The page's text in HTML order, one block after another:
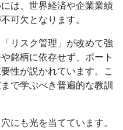
は、世界経済や企業業績
可欠となります。
リスク管理」が改めて強
銘柄に依存せず、ポート
性が説かれています。こ
で学ぶべき普遍的な教訓
にも光を当てています。